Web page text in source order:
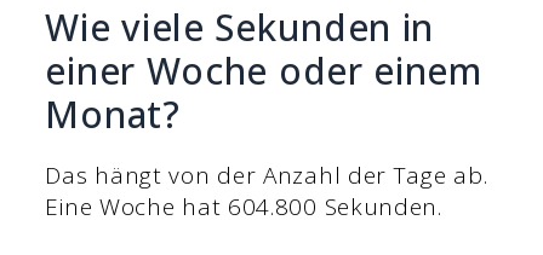
Wie viele Sekunden in
einer Woche oder einem
Monat?
Das hängt von der Anzahl der Tage ab.
Eine Woche hat 604.800 Sekunden.